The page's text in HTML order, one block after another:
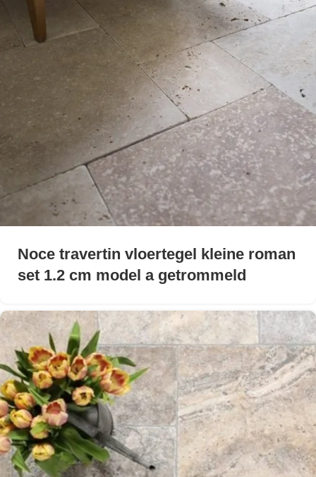
Noce travertin vloertegel kleine roman
set 1.2 cm model a getrommeld